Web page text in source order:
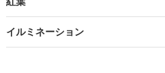
イルミネーション